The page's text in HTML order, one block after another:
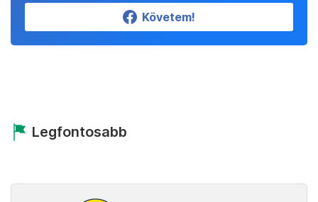
Követem!
Legfontosabb